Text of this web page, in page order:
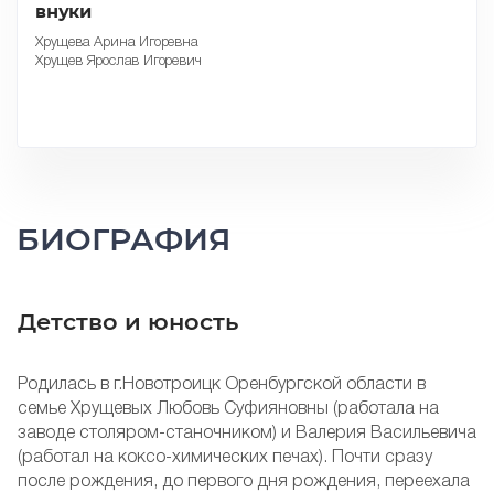
внуки
Хрущева Арина Игоревна
Хрущев Ярослав Игоревич
БИОГРАФИЯ
Детство и юность
Родилась в г.Новотроицк Оренбургской области в
семье Хрущевых Любовь Суфияновны (работала на
заводе столяром-станочником) и Валерия Васильевича
(работал на коксо-химических печах). Почти сразу
после рождения, до первого дня рождения, переехала